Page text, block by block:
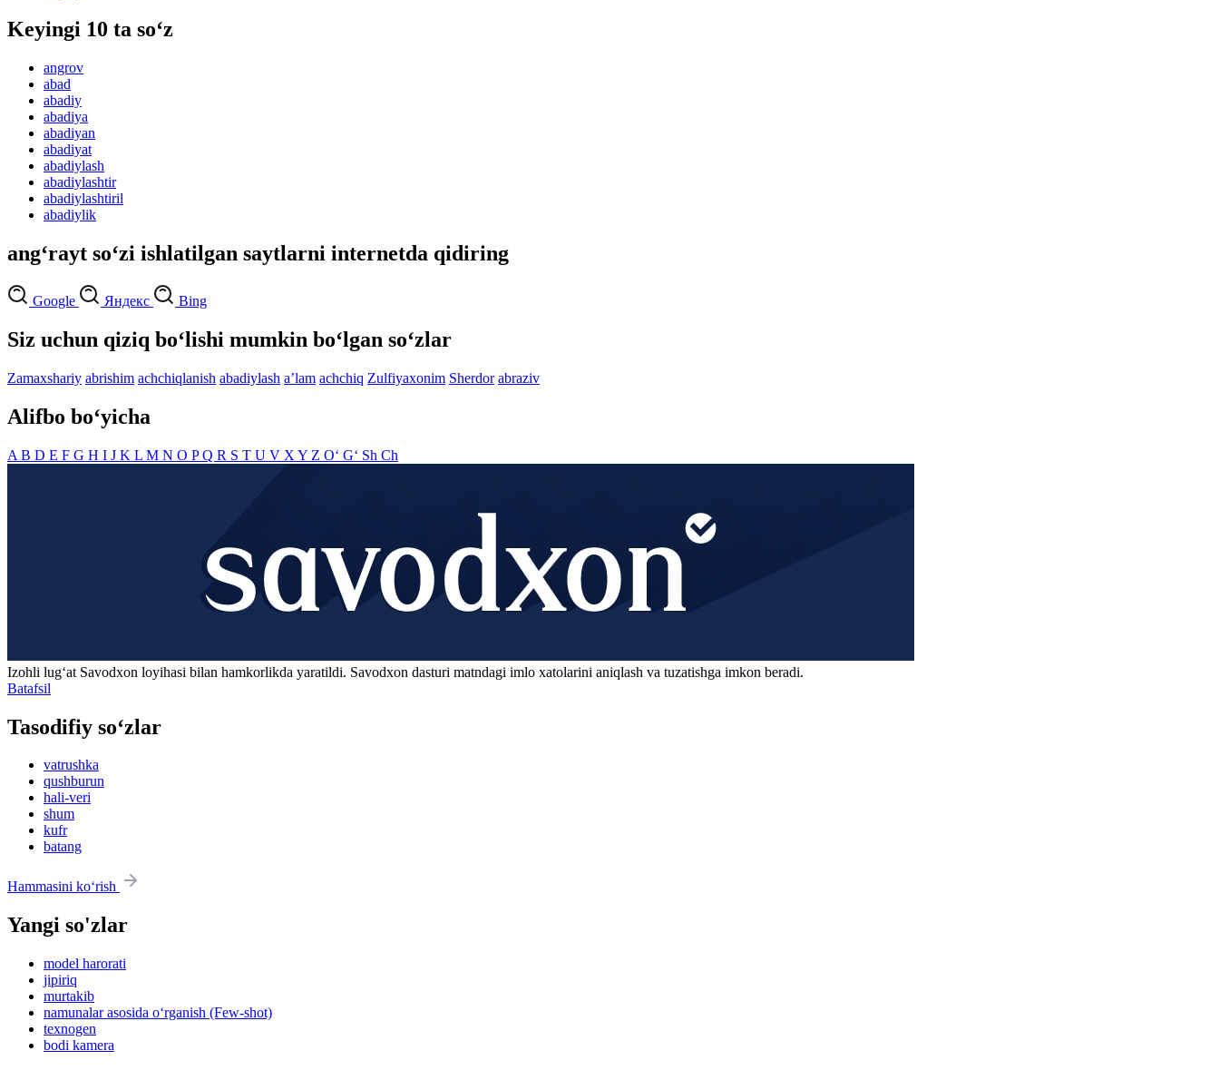
Keyingi 10 ta so‘z
angrov
abad
abadiy
abadiya
abadiyan
abadiyat
abadiylash
abadiylashtir
abadiylashtiril
abadiylik
ang‘rayt so‘zi ishlatilgan saytlarni internetda qidiring
Google Яндекс Bing
Siz uchun qiziq bo‘lishi mumkin bo‘lgan so‘zlar
Zamaxshariy abrishim achchiqlanish abadiylash aʼlam achchiq Zulfiyaxonim Sherdor abraziv
Alifbo bo‘yicha
A B D E F G H I J K L M N O PQ R S T U V X Y Z O‘ G‘ Sh Ch
Izohli lugʻat Savodxon loyihasi bilan hamkorlikda yaratildi. Savodxon dasturi matndagi imlo xatolarini aniqlash va tuzatishga imkon beradi.
Batafsil
Tasodifiy so‘zlar
vatrushka
qushburun
hali-veri
shum
kufr
batang
Hammasini ko‘rish
Yangi so'zlar
model harorati
jipiriq
murtakib
namunalar asosida o‘rganish (Few-shot)
texnogen
bodi kamera